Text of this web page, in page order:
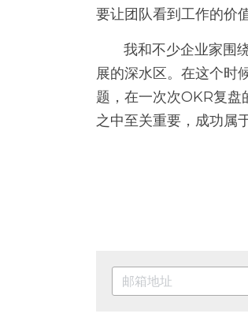
要让团队看到工作的价
展的深水区。在这个时
题，在一次次OKR复
之中至关重要，成功属